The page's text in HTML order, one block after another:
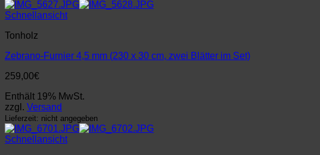
Schnellansicht
Tonholz
Zebrano-Furnier 4,5 mm (230 x 30 cm, zwei Blätter im Set)
259,00€
Enthält 19% MwSt.
zzgl. Versand
Lieferzeit: nicht angegeben
Schnellansicht